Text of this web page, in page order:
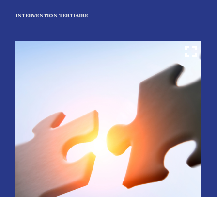
INTERVENTION TERTIAIRE